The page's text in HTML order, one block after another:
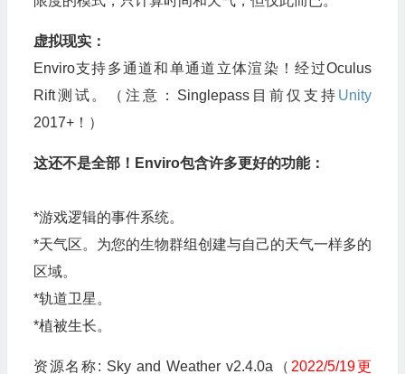
虚拟现实：
Enviro支持多通道和单通道立体渲染！经过Oculus
Rift测试。（注意：Singlepass目前仅支持 Unity
2017+！）
这还不是全部！Enviro包含许多更好的功能：
*游戏逻辑的事件系统。
*天气区。为您的生物群组创建与自己的天气一样多的
区域。
*轨道卫星。
*植被生长。
资源名称: Sky and Weather v2.4.0a（2022/5/19更